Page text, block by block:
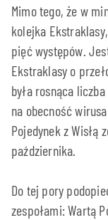
Mimo tego, że w
kolejka
pięć występów.
Ekstraklasy o
była rosnąca
na obecność
Pojedynek z Wisłą
października.
Do tej pory
zespołami: Wartą